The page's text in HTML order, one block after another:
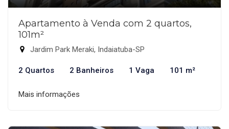
Apartamento à Venda com 2 quartos,
101m²
Jardim Park Meraki, Indaiatuba-SP
2 Quartos 2 Banheiros 1 Vaga 101 m²
Mais informações